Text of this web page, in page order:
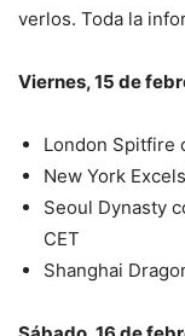
verlos. Toda la
Viernes, 15 de
London Spitfire
New York
Seoul Dynasty
CET
Shanghai